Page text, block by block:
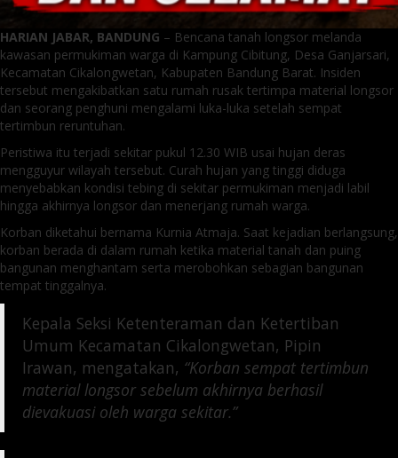
HARIAN JABAR, BANDUNG – Bencana tanah longsor melanda
kawasan permukiman warga di Kampung Cibitung, Desa Ganjarsari,
Kecamatan Cikalongwetan, Kabupaten Bandung Barat. Insiden
tersebut mengakibatkan satu rumah rusak tertimpa material longsor
dan seorang penghuni mengalami luka-luka setelah sempat
tertimbun reruntuhan.
Peristiwa itu terjadi sekitar pukul 12.30 WIB usai hujan deras
mengguyur wilayah tersebut. Curah hujan yang tinggi diduga
menyebabkan kondisi tebing di sekitar permukiman menjadi labil
hingga akhirnya longsor dan menerjang rumah warga.
Korban diketahui bernama Kurnia Atmaja. Saat kejadian berlangsung,
korban berada di dalam rumah ketika material tanah dan puing
bangunan menghantam serta merobohkan sebagian bangunan
tempat tinggalnya.
Kepala Seksi Ketenteraman dan Ketertiban
Umum Kecamatan Cikalongwetan, Pipin
Irawan, mengatakan, “Korban sempat tertimbun
material longsor sebelum akhirnya berhasil
dievakuasi oleh warga sekitar.”